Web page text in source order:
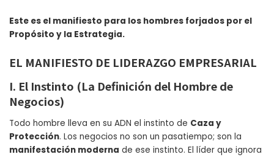
Este es el manifiesto para los hombres forjados por el
Propósito y la Estrategia.
EL MANIFIESTO DE LIDERAZGO EMPRESARIAL
I. El Instinto (La Definición del Hombre de
Negocios)
Todo hombre lleva en su ADN el instinto de Caza y
Protección. Los negocios no son un pasatiempo; son la
manifestación moderna de ese instinto. El líder que ignora